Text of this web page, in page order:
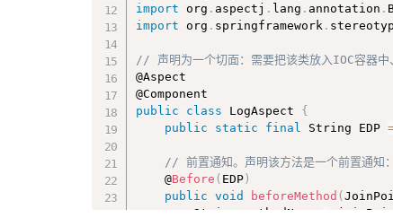
import org . aspectj . lang . annotation .
import org . springframework .
// 声明为一个切面：需要把该类放入IOC容器中
@Aspect
public
class LogAspect
{
public
static final String EDP
// 前置通知。声明该方法是一个前置通知
	@
Before ( EDP )
public
void beforeMethod (
		String methodName